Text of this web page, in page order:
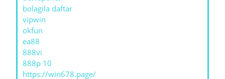
bolagila daftar
vipwin
okfun
ea88
888vi
888p 10
https://win678.page/